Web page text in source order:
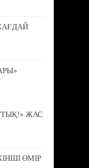
ЖАС
ӨМІР